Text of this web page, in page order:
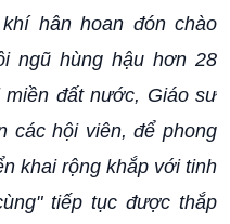
hân hoan đón chào
ngũ hùng hậu hơn 28
đất nước, Giáo sư
các hội viên, để phong
khai rộng khắp với tinh
tiếp tục được thắp